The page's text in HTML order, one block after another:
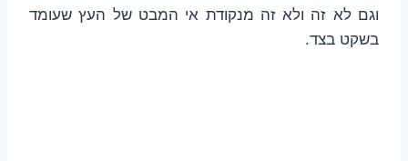
וגם לא זה ולא זה מנקודת אי המבט של העץ שעומד
בשקט בצד.